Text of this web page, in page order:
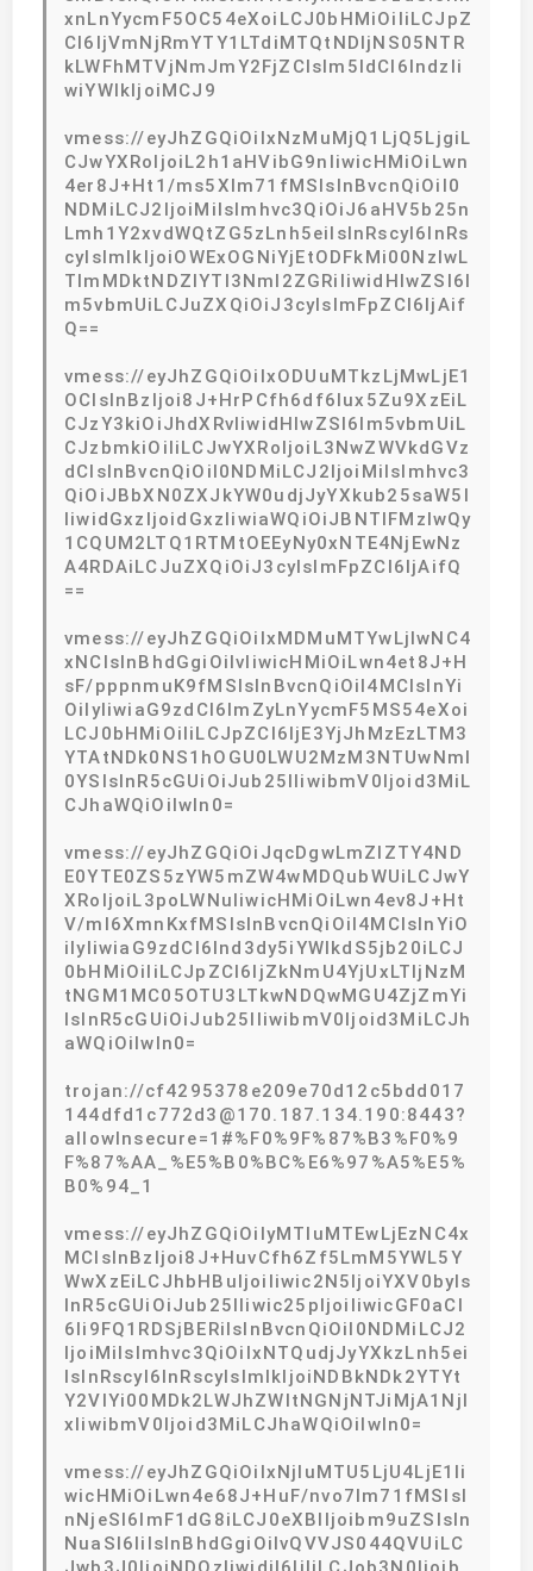
xnLnYycmF5OC54eXoiLCJ0bHMiOiIiLCJpZ
CI6IjVmNjRmYTY1LTdiMTQtNDljNS05NTR
kLWFhMTVjNmJmY2FjZCIsIm5ldCI6IndzIi
wiYWlkIjoiMCJ9
vmess://eyJhZGQiOiIxNzMuMjQ1LjQ5LjgiL
CJwYXRoIjoiL2h1aHVibG9nIiwicHMiOiLwn
4er8J+Ht1/ms5Xlm71fMSIsInBvcnQiOiI0
NDMiLCJ2IjoiMiIsImhvc3QiOiJ6aHV5b25n
Lmh1Y2xvdWQtZG5zLnh5eiIsInRscyI6InRs
cyIsImlkIjoiOWExOGNiYjEtODFkMi00NzIwL
TlmMDktNDZlYTI3NmI2ZGRiIiwidHlwZSI6I
m5vbmUiLCJuZXQiOiJ3cyIsImFpZCI6IjAif
Q==
vmess://eyJhZGQiOiIxODUuMTkzLjMwLjE1
OCIsInBzIjoi8J+HrPCfh6df6Iux5Zu9XzEiL
CJzY3kiOiJhdXRvIiwidHlwZSI6Im5vbmUiL
CJzbmkiOiIiLCJwYXRoIjoiL3NwZWVkdGVz
dCIsInBvcnQiOiI0NDMiLCJ2IjoiMiIsImhvc3
QiOiJBbXN0ZXJkYW0udjJyYXkub25saW5l
IiwidGxzIjoidGxzIiwiaWQiOiJBNTlFMzIwQy
1CQUM2LTQ1RTMtOEEyNy0xNTE4NjEwNz
A4RDAiLCJuZXQiOiJ3cyIsImFpZCI6IjAifQ
==
vmess://eyJhZGQiOiIxMDMuMTYwLjIwNC4
xNCIsInBhdGgiOiIvIiwicHMiOiLwn4et8J+H
sF/pppnmuK9fMSIsInBvcnQiOiI4MCIsInYi
OiIyIiwiaG9zdCI6ImZyLnYycmF5MS54eXoi
LCJ0bHMiOiIiLCJpZCI6IjE3YjJhMzEzLTM3
YTAtNDk0NS1hOGU0LWU2MzM3NTUwNmI
0YSIsInR5cGUiOiJub25lIiwibmV0Ijoid3MiL
CJhaWQiOiIwIn0=
vmess://eyJhZGQiOiJqcDgwLmZlZTY4ND
E0YTE0ZS5zYW5mZW4wMDQubWUiLCJwY
XRoIjoiL3poLWNuIiwicHMiOiLwn4ev8J+Ht
V/ml6XmnKxfMSIsInBvcnQiOiI4MCIsInYiO
iIyIiwiaG9zdCI6Ind3dy5iYWlkdS5jb20iLCJ
0bHMiOiIiLCJpZCI6IjZkNmU4YjUxLTljNzM
tNGM1MC05OTU3LTkwNDQwMGU4ZjZmYi
IsInR5cGUiOiJub25lIiwibmV0Ijoid3MiLCJh
aWQiOiIwIn0=
trojan://cf4295378e209e70d12c5bdd017
144dfd1c772d3@170.187.134.190:8443?
allowInsecure=1#%F0%9F%87%B3%F0%9
F%87%AA_%E5%B0%BC%E6%97%A5%E5%
B0%94_1
vmess://eyJhZGQiOiIyMTIuMTEwLjEzNC4x
MCIsInBzIjoi8J+HuvCfh6Zf5LmM5YWL5Y
WwXzEiLCJhbHBuIjoiIiwic2N5IjoiYXV0byIs
InR5cGUiOiJub25lIiwic25pIjoiIiwicGF0aCI
6Ii9FQ1RDSjBERiIsInBvcnQiOiI0NDMiLCJ2
IjoiMiIsImhvc3QiOiIxNTQudjJyYXkzLnh5ei
IsInRscyI6InRscyIsImlkIjoiNDBkNDk2YTYt
Y2VlYi00MDk2LWJhZWItNGNjNTJiMjA1NjI
xIiwibmV0Ijoid3MiLCJhaWQiOiIwIn0=
vmess://eyJhZGQiOiIxNjIuMTU5LjU4LjE1Ii
wicHMiOiLwn4e68J+HuF/nvo7lm71fMSIsI
nNjeSI6ImF1dG8iLCJ0eXBlIjoibm9uZSIsIn
NuaSI6IiIsInBhdGgiOiIvQVVJS044QVUiLC